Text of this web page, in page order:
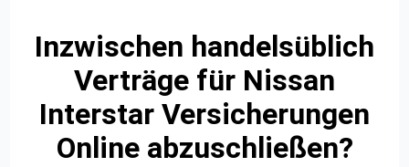
Inzwischen handelsüblich
Verträge für Nissan
Interstar Versicherungen
Online abzuschließen?